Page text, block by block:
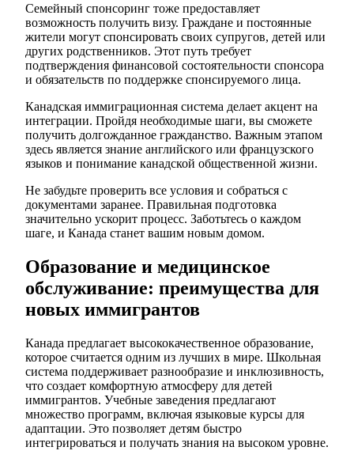
Семейный спонсоринг тоже предоставляет
возможность получить визу. Граждане и постоянные
жители могут спонсировать своих супругов, детей или
других родственников. Этот путь требует
подтверждения финансовой состоятельности спонсора
и обязательств по поддержке спонсируемого лица.
Канадская иммиграционная система делает акцент на
интеграции. Пройдя необходимые шаги, вы сможете
получить долгожданное гражданство. Важным этапом
здесь является знание английского или французского
языков и понимание канадской общественной жизни.
Не забудьте проверить все условия и собраться с
документами заранее. Правильная подготовка
значительно ускорит процесс. Заботьтесь о каждом
шаге, и Канада станет вашим новым домом.
Образование и медицинское
обслуживание: преимущества для
новых иммигрантов
Канада предлагает высококачественное образование,
которое считается одним из лучших в мире. Школьная
система поддерживает разнообразие и инклюзивность,
что создает комфортную атмосферу для детей
иммигрантов. Учебные заведения предлагают
множество программ, включая языковые курсы для
адаптации. Это позволяет детям быстро
интегрироваться и получать знания на высоком уровне.